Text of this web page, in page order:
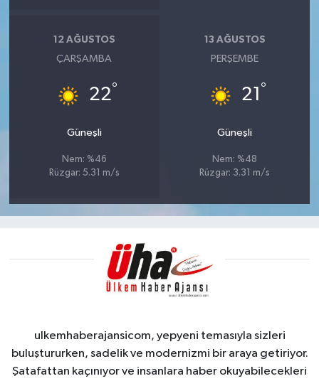
12 AĞUSTOS
ÇARŞAMBA
22°
Güneşli
Nem: %46
Rüzgar: 5.31 m/s
13 AĞUSTOS
PERŞEMBE
21 °
Güneşli
Nem: %48
Rüzgar: 3.31 m/s
ulkemhaberajansicom, yepyeni temasıyla sizleri
buluştururken, sadelik ve modernizmi bir araya getiriyor.
Şatafattan kaçınıyor ve insanlara haber okuyabilecekleri